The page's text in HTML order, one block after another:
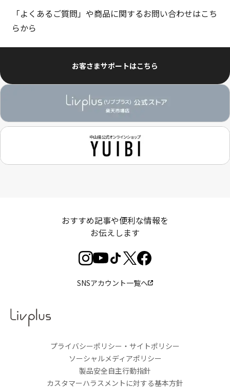
「よくあるご質問」や商品に関するお問い合わせはこち
らから
お客さまサポートはこちら
おすすめ記事や便利な情報を
お伝えします
SNSアカウント一覧へ
プライバシーポリシー・サイトポリシー
ソーシャルメディアポリシー
製品安全自主行動指針
カスタマーハラスメントに対する基本方針